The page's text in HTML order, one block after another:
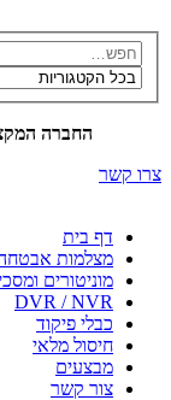
החברה
צרו קשר
דף בית
מצלמות
מוניטורים
DVR / NVR
כבלי פיקוד
חיסול מלאי
מבצעים
צור קשר